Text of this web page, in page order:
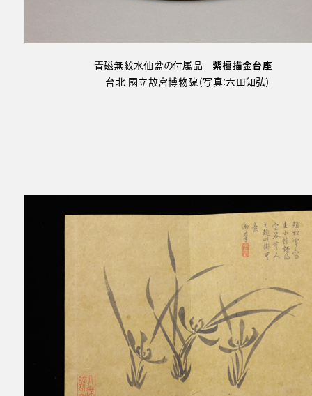
青磁無紋水仙盆の付属品 紫檀描金台座
台北 國立故宮博物院（写真：六田知弘）